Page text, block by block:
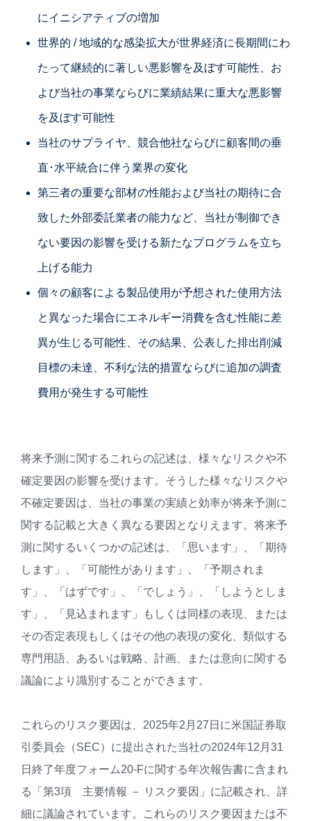
にイニシアティブの増加
世界的 / 地域的な感染拡大が世界経済に長期間にわ
たって継続的に著しい悪影響を及ぼす可能性、お
よび当社の事業ならびに業績結果に重大な悪影響
を及ぼす可能性
当社のサプライヤ、競合他社ならびに顧客間の垂
直･水平統合に伴う業界の変化
第三者の重要な部材の性能および当社の期待に合
致した外部委託業者の能力など、当社が制御でき
ない要因の影響を受ける新たなプログラムを立ち
上げる能力
個々の顧客による製品使用が予想された使用方法
と異なった場合にエネルギー消費を含む性能に差
異が生じる可能性、その結果、公表した排出削減
目標の未達、不利な法的措置ならびに追加の調査
費用が発生する可能性
将来予測に関するこれらの記述は、様々なリスクや不
確定要因の影響を受けます。そうした様々なリスクや
不確定要因は、当社の事業の実績と効率が将来予測に
関する記載と大きく異なる要因となりえます。将来予
測に関するいくつかの記述は、「思います」、「期待
します」、「可能性があります」、「予期されま
す」、「はずです」、「でしょう」、「しようとしま
す」、「見込まれます」もしくは同様の表現、または
その否定表現もしくはその他の表現の変化、類似する
専門用語、あるいは戦略、計画、または意向に関する
議論により識別することができます。
これらのリスク要因は、2025年2月27日に米国証券取
引委員会（SEC）に提出された当社の2024年12月31
日終了年度フォーム20-Fに関する年次報告書に含まれ
る「第3項 主要情報 － リスク要因」に記載され、詳
細に議論されています。これらのリスク要因または不